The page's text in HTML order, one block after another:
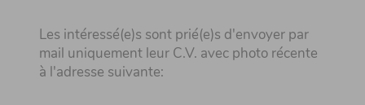
Les intéressé(e)s sont prié(e)s d'envoyer par
mail uniquement leur C.V. avec photo récente
à l'adresse suivante: